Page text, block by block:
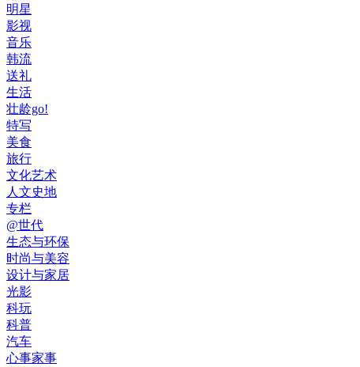
明星
影视
音乐
韩流
送礼
生活
壮龄go!
特写
美食
旅行
文化艺术
人文史地
专栏
@世代
生态与环保
时尚与美容
设计与家居
光影
科玩
科普
汽车
心事家事